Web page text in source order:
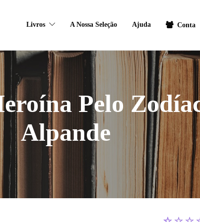
Livros A Nossa Seleção Ajuda Conta
Pelo
Alpande